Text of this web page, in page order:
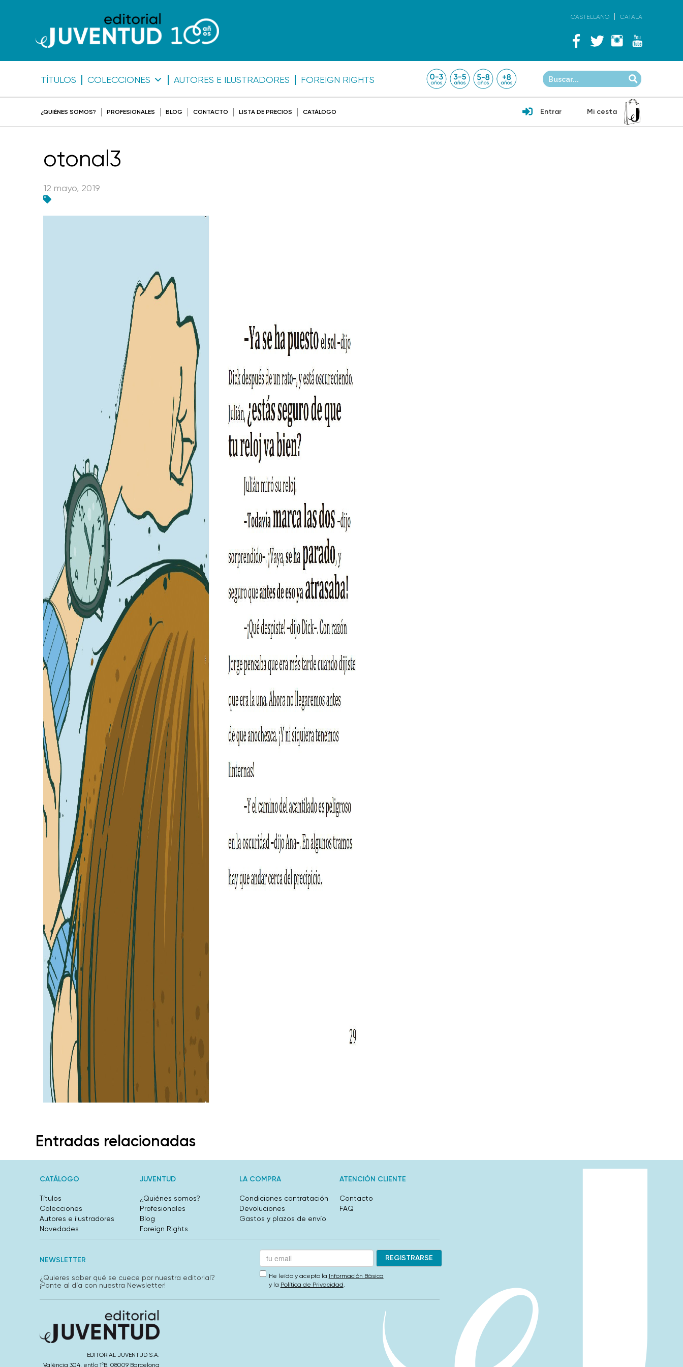
CASTELLANO CATALÀ
TÍTULOS COLECCIONES AUTORES E ILUSTRADORES FOREIGN RIGHTS
¿QUIÉNES SOMOS? PROFESIONALES BLOG CONTACTO LISTA DE PRECIOS CATÁLOGO Entrar Mi cesta
otonal3
12 mayo, 2019
Entradas relacionadas
CATÁLOGO
Títulos
Colecciones
Autores e ilustradores
Novedades
JUVENTUD
¿Quiénes somos?
Profesionales
Blog
Foreign Rights
LA COMPRA
Condiciones contratación
Devoluciones
Gastos y plazos de envío
ATENCIÓN CLIENTE
Contacto
FAQ
NEWSLETTER
¿Quieres saber qué se cuece por nuestra editorial?
¡Ponte al día con nuestra Newsletter!
He leído y acepto la Información Básica
y la Política de Privacidad.
EDITORIAL JUVENTUD S.A.
València 304, entlo 1ºB. 08009 Barcelona